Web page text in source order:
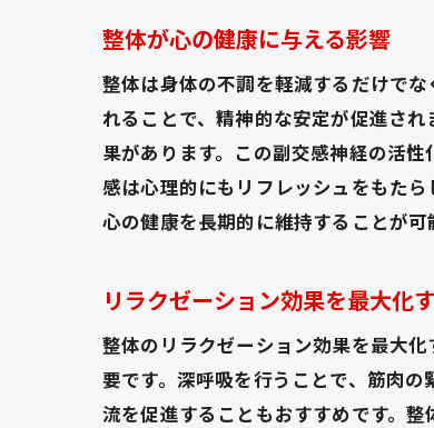
整体が心の健康に与える影響
整体は身体の不調を軽減するだけで
れることで、精神的な安定が促進さ
果があります。この副交感神経の活
感は心理的にもリフレッシュをもた
心の健康を長期的に維持することが可
リラクゼーション効果を最大化
整体のリラクゼーション効果を最大
要です。深呼吸を行うことで、筋肉
流を促進することもおすすめです。